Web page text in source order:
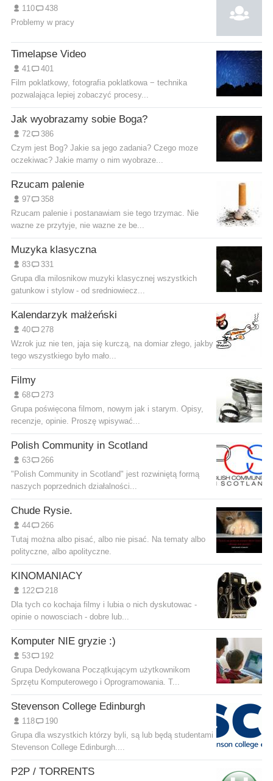
110
438
Problemy w pracy
Timelapse Video
41
401
Film poklatkowy, fotografia poklatkowa − technika
pozwalająca lepiej zobaczyć procesy...
Jak wyobrazamy sobie Boga?
72
386
Czym jest Bog? Jakie sa jego zadania? Czego moze
oczekiwac? Jakie mamy o nim wyobraze...
Rzucam palenie
97
358
Rzucam palenie i postanawiam sie tego trzymac. Nie
wazne ze przytyje, nie wazne ze be...
Muzyka klasyczna
83
331
Grupa dla milosnikow muzyki klasycznej wszystkich
gatunkow i stylow - od sredniowiecz...
Kalendarzyk małżeński
40
278
Wzrok juz nie ten, jaja się kurczą, na domiar złego, jakby
tego wszystkiego było mało...
Filmy
68
273
Grupa poświęcona filmom, nowym jak i starym. Opisy,
recenzje, opinie. Proszę wpisywać...
Polish Community in Scotland
63
266
"Polish Community in Scotland" jest rozwiniętą formą
naszych poprzednich działalności...
Chude Rysie.
44
266
Tutaj można albo pisać, albo nie pisać. Na tematy albo
polityczne, albo apolityczne.
KINOMANIACY
122
218
Dla tych co kochaja filmy i lubia o nich dyskutowac -
opinie o nowosciach - dobre lub...
Komputer NIE gryzie :)
53
192
Grupa Dedykowana Początkującym użytkownikom
Sprzętu Komputerowego i Oprogramowania. T...
Stevenson College Edinburgh
118
190
Grupa dla wszystkich którzy byli, są lub będą studentami
Stevenson College Edinburgh....
P2P / TORRENTS